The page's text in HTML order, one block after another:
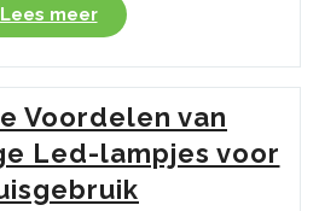
Lees meer“Ontdek
de
Voordelen
van
Dimbare
LED
Lampen
voor
Voordelen van
Led-lampjes voor